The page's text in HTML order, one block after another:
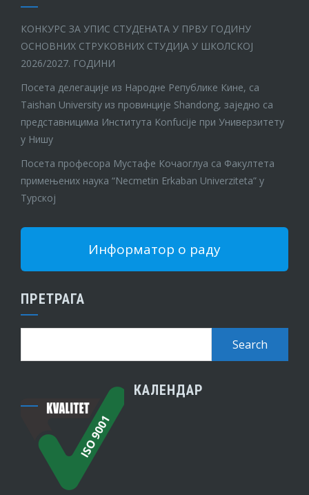
КОНКУРС ЗА УПИС СТУДЕНАТА У ПРВУ ГОДИНУ
ОСНОВНИХ СТРУКОВНИХ СТУДИЈА У ШКОЛСКОЈ
2026/2027. ГОДИНИ
Посета делегације из Народне Републике Кине, са
Taishan University из провинције Shandong, заједно са
представницима Института Konfucije при Универзитету
у Нишу
Посета професора Мустафе Кочаоглуа са Факултета
примењених наука “Necmetin Erkaban Univerziteta” у
Турској
Информатор о раду
ПРЕТРАГА
КАЛЕНДАР